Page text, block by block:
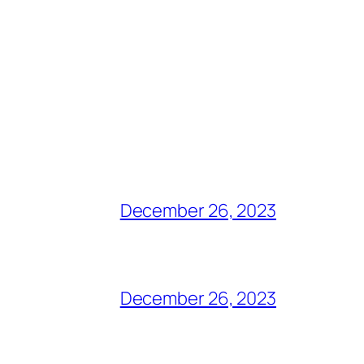
December 26, 2023
December 26, 2023